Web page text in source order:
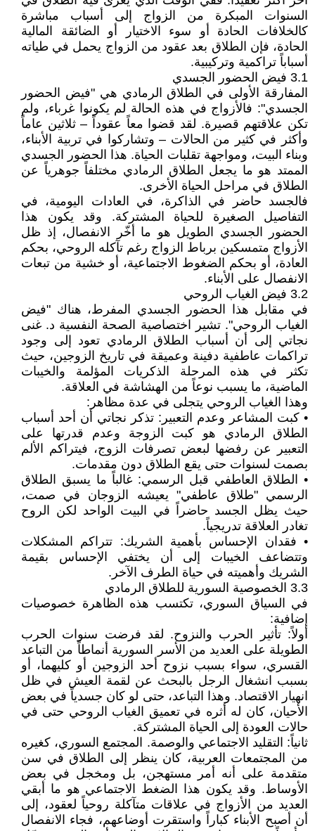
السنوات المبكرة من الزواج إلى أسباب مباشرة
كالخلافات الحادة أو سوء الاختيار أو الضائقة المالية
الحادة، فإن الطلاق بعد عقود من الزواج يحمل في طياته
أسباباً تراكمية وتركيبية.
3.1 فيض الحضور الجسدي
المفارقة الأولى في الطلاق الرمادي هي "فيض الحضور
الجسدي": فالأزواج في هذه الحالة لم يكونوا غرباء، ولم
تكن علاقتهم قصيرة. لقد قضوا معاً عقوداً – ثلاثين عاماً
وأكثر في كثير من الحالات – وتشاركوا في تربية الأبناء،
وبناء البيت، ومواجهة تقلبات الحياة. هذا الحضور الجسدي
الممتد هو ما يجعل الطلاق الرمادي مختلفاً جوهرياً عن
الطلاق في مراحل الحياة الأخرى.
فالجسد حاضر في الذاكرة، في العادات اليومية، في
التفاصيل الصغيرة للحياة المشتركة. وقد يكون هذا
الحضور الجسدي الطويل هو ما أخّر الانفصال، إذ ظل
الأزواج متمسكين برباط الزواج رغم تآكله الروحي، بحكم
العادة، أو بحكم الضغوط الاجتماعية، أو خشية من تبعات
الانفصال على الأبناء.
3.2 فيض الغياب الروحي
في مقابل هذا الحضور الجسدي المفرط، هناك "فيض
الغياب الروحي". تشير اختصاصية الصحة النفسية د. غنى
نجاتي إلى أن أسباب الطلاق الرمادي تعود إلى وجود
تراكمات عاطفية دفينة وعميقة في تاريخ الزوجين، حيث
تكثر في هذه المرحلة الذكريات المؤلمة والخيبات
الماضية، ما يسبب نوعاً من الهشاشة في العلاقة.
وهذا الغياب الروحي يتجلى في عدة مظاهر:
• كبت المشاعر وعدم التعبير: تذكر نجاتي أن أحد أسباب
الطلاق الرمادي هو كبت الزوجة وعدم قدرتها على
التعبير عن رفضها لبعض تصرفات الزوج، فيتراكم الألم
بصمت لسنوات حتى يقع الطلاق دون مقدمات.
• الطلاق العاطفي قبل الرسمي: غالباً ما يسبق الطلاق
الرسمي "طلاق عاطفي" يعيشه الزوجان في صمت،
حيث يظل الجسد حاضراً في البيت الواحد لكن الروح
تغادر العلاقة تدريجياً.
• فقدان الإحساس بأهمية الشريك: تتراكم المشكلات
وتتضاعف الخيبات إلى أن يختفي الإحساس بقيمة
الشريك وأهميته في حياة الطرف الآخر.
3.3 الخصوصية السورية للطلاق الرمادي
في السياق السوري، تكتسب هذه الظاهرة خصوصيات
إضافية:
أولاً: تأثير الحرب والنزوح. لقد فرضت سنوات الحرب
الطويلة على العديد من الأسر السورية أنماطاً من التباعد
القسري، سواء بسبب نزوح أحد الزوجين أو كليهما، أو
بسبب انشغال الرجل بالبحث عن لقمة العيش في ظل
انهيار الاقتصاد. وهذا التباعد، حتى لو كان جسدياً في بعض
الأحيان، كان له أثره في تعميق الغياب الروحي حتى في
حالات العودة إلى الحياة المشتركة.
ثانياً: التقليد الاجتماعي والوصمة. المجتمع السوري، كغيره
من المجتمعات العربية، كان ينظر إلى الطلاق في سن
متقدمة على أنه أمر مستهجن، بل ومخجل في بعض
الأوساط. وقد يكون هذا الضغط الاجتماعي هو ما أبقي
العديد من الأزواج في علاقات متآكلة روحياً لعقود، إلى
أن أصبح الأبناء كباراً واستقرت أوضاعهم، فجاء الانفصال